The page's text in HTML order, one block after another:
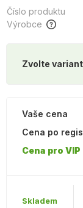
Číslo produktu
Výrobce
Zvolte
Vaše cena
Cena po
Cena pro
Skladem